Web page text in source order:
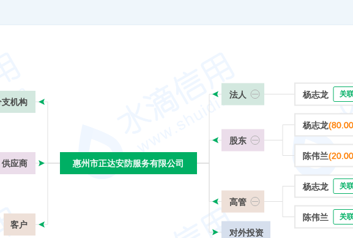
惠州市正达安防服务有限公司
支机构
供应商
客户
惠州市正达安防服务有限公司
法人
股东
高管
对外投资
杨志龙 关
杨志龙
陈伟兰
杨志龙 关
陈伟兰 关